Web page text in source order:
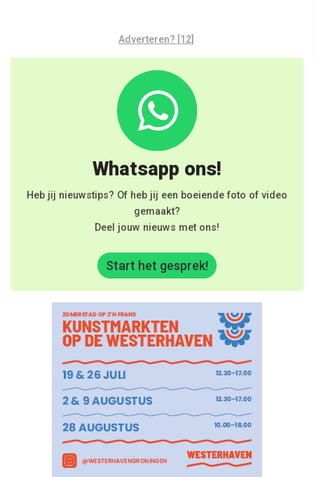
Adverteren? [12]
Whatsapp ons!
Heb jij nieuwstips? Of heb jij een boeiende foto of video
gemaakt?
Deel jouw nieuws met ons!
Start het gesprek!